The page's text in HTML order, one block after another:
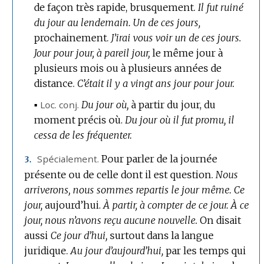
de façon très rapide, brusquement. Il fut ruiné
du jour au lendemain. Un de ces jours,
prochainement. J’irai vous voir un de ces jours.
Jour pour jour, à pareil jour, le même jour à
plusieurs mois ou à plusieurs années de
distance. C’était il y a vingt ans jour pour jour.
▪ Loc. conj. Du jour où, à partir du jour, du
moment précis où. Du jour où il fut promu, il
cessa de les fréquenter.
3. Spécialement. Pour parler de la journée
présente ou de celle dont il est question. Nous
arriverons, nous sommes repartis le jour même. Ce
jour, aujourd’hui. À partir, à compter de ce jour. À ce
jour, nous n’avons reçu aucune nouvelle. On disait
aussi Ce jour d’hui, surtout dans la langue
juridique. Au jour d’aujourd’hui, par les temps qui